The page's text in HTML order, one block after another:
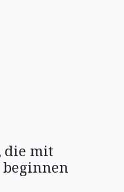
die mit
beginnen